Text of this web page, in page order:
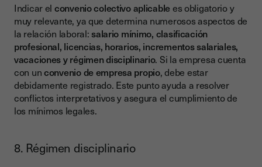
Indicar el convenio colectivo aplicablees obligatorio y
muy relevante, ya que determina numerosos aspectos de
la relación laboral:salario mínimo, clasificación
profesional, licencias, horarios, incrementos salariales,
vacaciones y régimen disciplinario. Si la empresa cuenta
con unconvenio de empresa propio, debe estar
debidamente registrado. Este punto ayuda a resolver
conflictos interpretativos y asegura el cumplimiento de
los mínimos legales.
8. Régimen disciplinario